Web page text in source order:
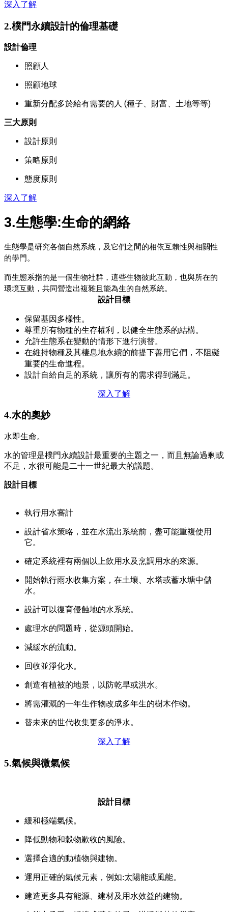
深入了解
2.樸門永續設計的倫理基礎
設計倫理
照顧人
照顧地球
重新分配多於給有需要的人 (種子、財富、土地等等)
三大原則
設計原則
策略原則
態度原則
深入了解
3.生態學:生命的網絡
生態學是研究各個自然系統，及它們之間的相依互賴性與相關性
的學門。
而生態系指的是一個生物社群，這些生物彼此互動，也與所在的
環境互動，共同營造出複雜且能為生的自然系統。
設計目標
保留基因多樣性。
尊重所有物種的生存權利，以健全生態系的結構。
允許生態系在變動的情形下進行演替。
在維持物種及其棲息地永續的前提下善用它們，不阻礙
重要的生命進程。
設計自給自足的系統，讓所有的需求得到滿足。
深入了解
4.水的奧妙
水即生命。
水的管理是樸門永續設計最重要的主題之一，而且無論過剩或
不足，水很可能是二十一世紀最大的議題。
設計目標
執行用水審計
設計省水策略，並在水流出系統前，盡可能重複使用
它。
確定系統裡有兩個以上飲用水及烹調用水的來源。
開始執行雨水收集方案，在土壤、水塔或蓄水塘中儲
水。
設計可以復育侵蝕地的水系統。
處理水的問題時，從源頭開始。
減緩水的流動。
回收並淨化水。
創造有植被的地景，以防乾旱或洪水。
將需灌溉的一年生作物改成多年生的樹木作物。
替未來的世代收集更多的淨水。
深入了解
5.氣候與微氣候
設計目標
緩和極端氣候。
降低動物和穀物歉收的風險。
選擇合適的動植物與建物。
運用正確的氣候元素，例如:太陽能或風能。
建造更多具有能源、建材及用水效益的建物。